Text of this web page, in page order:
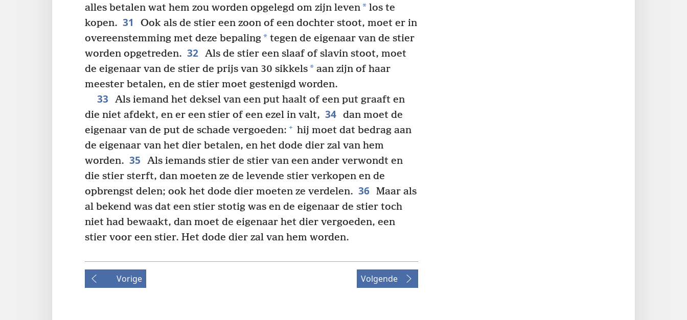
alles betalen wat hem zou worden opgelegd om zijn leven* los te
kopen. 31
Ook als de stier een zoon of een dochter stoot, moet er in
overeenstemming met deze bepaling* tegen de eigenaar van de stier
worden opgetreden. 32 Als de stier een slaaf of slavin stoot, moet
de eigenaar van de stier de prijs van 30 sikkels* aan zijn of haar
meester betalen, en de stier moet gestenigd worden.
33
Als iemand het deksel van een put haalt of een put graaft en
die niet afdekt, en er een stier of een ezel in valt, 34 dan moet de
eigenaar van de put de schade vergoeden: + hij moet dat bedrag aan
de eigenaar van het dier betalen, en het dode dier zal van hem
worden. 35
Als iemands stier de stier van een ander verwondt en
die stier sterft, dan moeten ze de levende stier verkopen en de
opbrengst delen; ook het dode dier moeten ze verdelen. 36 Maar als
al bekend was dat een stier stotig was en de eigenaar de stier toch
niet had bewaakt, dan moet de eigenaar het dier vergoeden, een
stier voor een stier. Het dode dier zal van hem worden.
Vorige Volgende